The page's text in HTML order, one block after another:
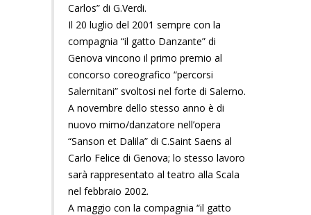
Carlos” di G.Verdi.
Il 20 luglio del 2001 sempre con la
compagnia “il gatto Danzante” di
Genova vincono il primo premio al
concorso coreografico “percorsi
Salernitani” svoltosi nel forte di Salerno.
A novembre dello stesso anno è di
nuovo mimo/danzatore nell’opera
“Sanson et Dalila” di C.Saint Saens al
Carlo Felice di Genova; lo stesso lavoro
sarà rappresentato al teatro alla Scala
nel febbraio 2002.
A maggio con la compagnia “il gatto